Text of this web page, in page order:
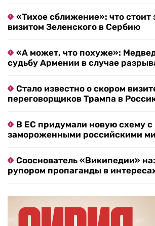
«Тихое сближение»: что стоит
визитом Зеленского в Сербию
«А может, что похуже»:
судьбу Армении в случае
Стало известно о скором
переговорщиков Трампа в
В ЕС придумали новую схему с
замороженными российскими
Сооснователь «Википедии»
рупором пропаганды в